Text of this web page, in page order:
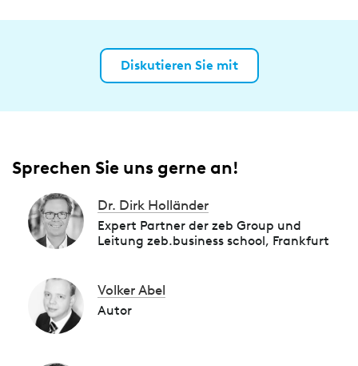
Diskutieren Sie mit
Sprechen Sie uns gerne an!
Dr. Dirk Holländer
Expert Partner der zeb Group und
Leitung zeb.business school, Frankfurt
Volker Abel
Autor